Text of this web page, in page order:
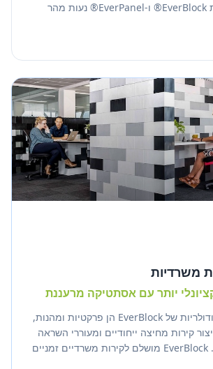
לו"ז ארוך. מערכות EverBlock® ו-EverPanel® נעות מהר
משרדיות
יותר עם אסתטיקה מרעננת
מערכות הקיר המודולריות של EverBlock הן פרקטיות ומהנות,
קירות מחיצה ייחודיים ומעוררי השראה
בכל מקום שתרצו. EverBlock מושלם לקירות משרדיים זמניים